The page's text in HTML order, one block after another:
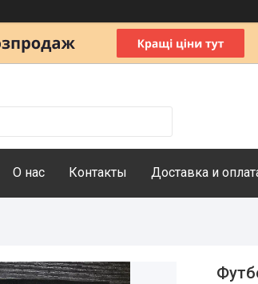
О нас Контакты Доставка и